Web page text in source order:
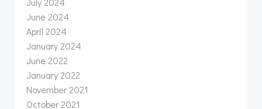
June 2024
April 2024
January 2024
June 2022
January 2022
November 2021
October 2021